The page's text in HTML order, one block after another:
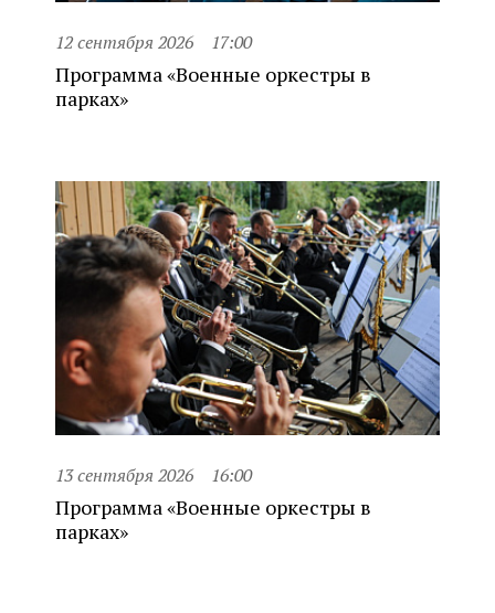
12 сентября 2026 17:00
Программа «Военные оркестры в
парках»
13 сентября 2026 16:00
Программа «Военные оркестры в
парках»